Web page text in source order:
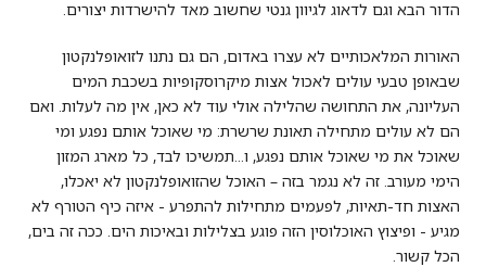
הדור הבא וגם לדאוג לגיוון גנטי שחשוב מאד להישרדות יצורים.
האורות המלאכותיים לא עצרו באדום, הם גם נתנו לזואופלנקטון
שבאופן טבעי עולים לאכול אצות מיקרוסקופיות בשכבת המים
העליונה, את התחושה שהלילה אולי עוד לא כאן, אין מה לעלות. ואם
הם לא עולים מתחילה תאונת שרשרת: מי שאוכל אותם נפגע ומי
שאוכל את מי שאוכל אותם נפגע, ו...תמשיכו לבד, כל מארג המזון
הימי מעורב. זה לא נגמר בזה – האוכל שהזואופלנקטון לא יאכלו,
האצות חד-תאיות, לפעמים מתחילות להתפרע - איזה כיף הטורף לא
מגיע - ופיצוץ האוכלוסין הזה פוגע בצלילות ובאיכות הים. ככה זה בים,
הכל קשור.